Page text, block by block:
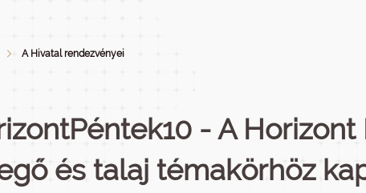
A Hivatal rendezvényei
- A Horizont
és talaj témakörhöz